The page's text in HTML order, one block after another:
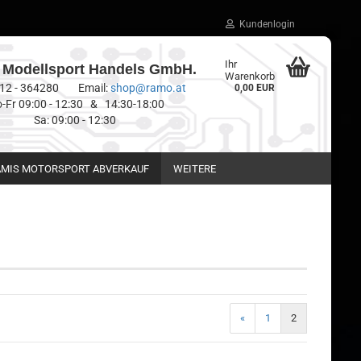
Kundenlogin
Modellsport Handels GmbH.
- 364280 Email:shop@ramo.at
Fr 09:00 - 12:30 & 14:30-18:00
Sa: 09:00 - 12:30
Ihr
Warenkorb
0,00 EUR
MOTORSPORT ABVERKAUF WEITERE
« 1 2